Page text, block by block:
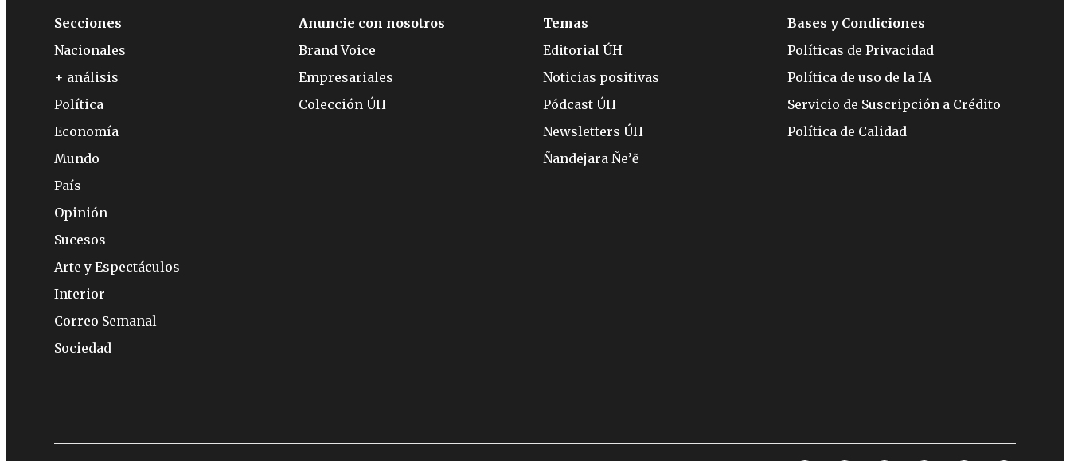
Secciones
Nacionales
+ análisis
Política
Economía
Mundo
País
Opinión
Sucesos
Arte y Espectáculos
Interior
Correo Semanal
Sociedad
Anuncie con nosotros
Brand Voice
Empresariales
Colección ÚH
Temas
Editorial ÚH
Noticias positivas
Pódcast ÚH
Newsletters ÚH
Ñandejara Ñe’ẽ
Bases y Condiciones
Políticas de Privacidad
Política de uso de la IA
Servicio de Suscripción a Crédito
Política de Calidad